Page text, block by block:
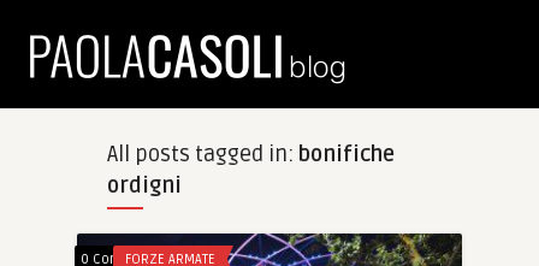
All posts tagged in: bonifiche
ordigni
0 CommentsFORZE ARMATE